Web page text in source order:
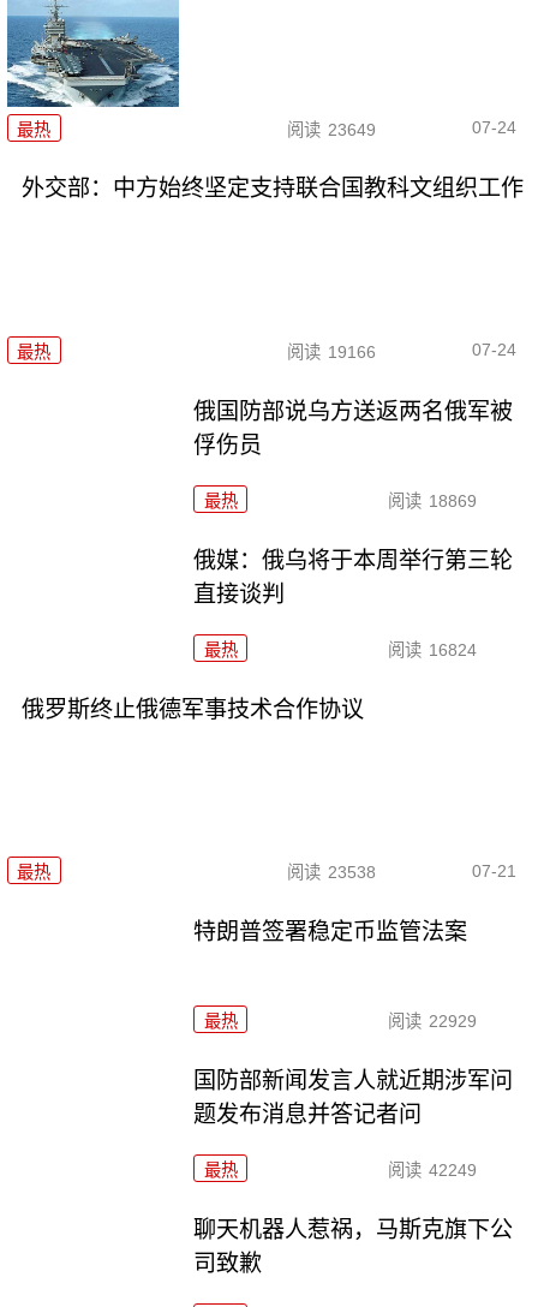
最热 阅读 23649 07-24
外交部：中方始终坚定支持联合国教科文组织工作
最热 阅读 19166 07-24
俄国防部说乌方送返两名俄军被
俘伤员
最热 阅读 18869
俄媒：俄乌将于本周举行第三轮
直接谈判
最热 阅读 16824
俄罗斯终止俄德军事技术合作协议
最热 阅读 23538 07-21
特朗普签署稳定币监管法案
最热 阅读 22929
国防部新闻发言人就近期涉军问
题发布消息并答记者问
最热 阅读 42249
聊天机器人惹祸，马斯克旗下公
司致歉